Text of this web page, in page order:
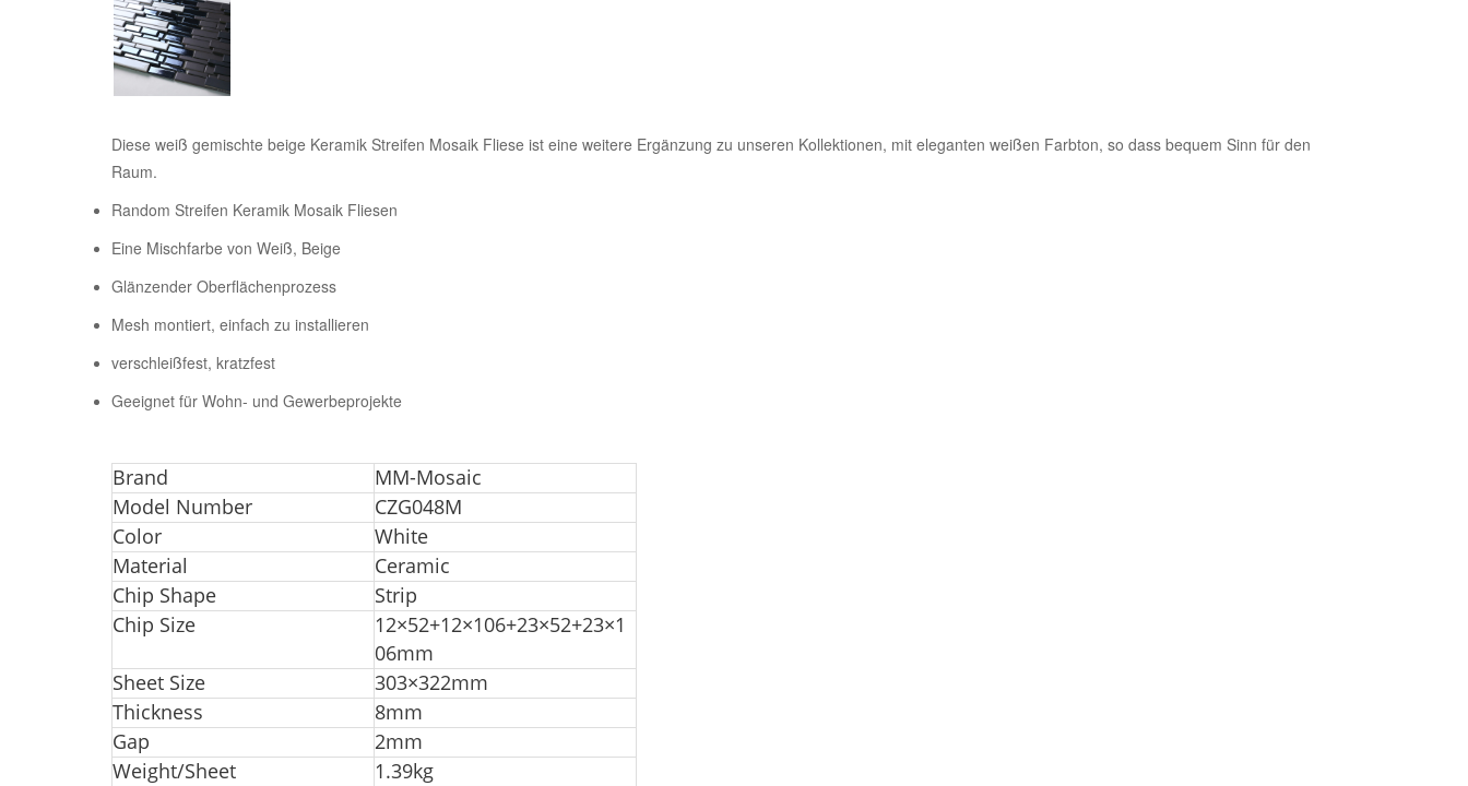
Diese weiß gemischte beige Keramik Streifen Mosaik Fliese ist eine weitere Ergänzung zu unseren Kollektionen, mit eleganten weißen Farbton, so dass bequem Sinn für den
Raum.
Random Streifen Keramik Mosaik Fliesen
Eine Mischfarbe von Weiß, Beige
Glänzender Oberflächenprozess
Mesh montiert, einfach zu installieren
verschleißfest, kratzfest
Geeignet für Wohn- und Gewerbeprojekte
Brand
MM-Mosaic
Model Number
CZG048M
Color
White
Material
Ceramic
Chip Shape
Strip
Chip Size
12×52+12×106+23×52+23×1
06mm
Sheet Size
303×322mm
Thickness
8mm
Gap
2mm
Weight/Sheet
1.39kg